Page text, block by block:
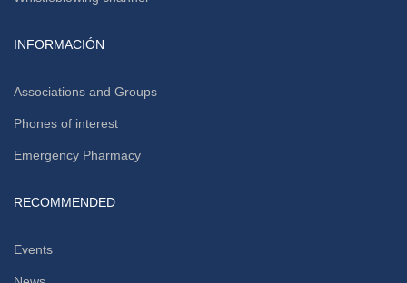
INFORMACIÓN
Associations and Groups
Phones of interest
Emergency Pharmacy
RECOMMENDED
Events